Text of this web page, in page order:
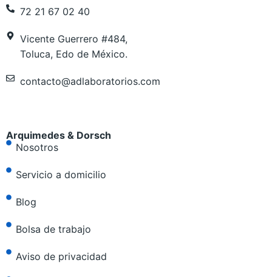
72 21 67 02 40
Vicente Guerrero #484,
Toluca, Edo de México.
contacto@adlaboratorios.com
Arquimedes & Dorsch
Nosotros
Servicio a domicilio
Blog
Bolsa de trabajo
Aviso de privacidad